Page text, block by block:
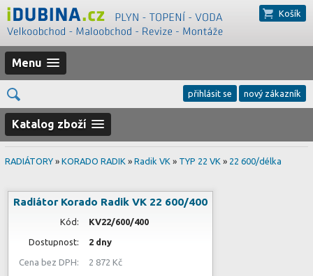
Košík
Menu
přihlásit se nový zákazník
Katalog zboží
RADIÁTORY » KORADO RADIK » Radik VK » TYP 22 VK » 22 600/délka
Radiátor Korado Radik VK 22 600/400
Kód: KV22/600/400
Dostupnost: 2 dny
Cena bez DPH: 2 872 Kč